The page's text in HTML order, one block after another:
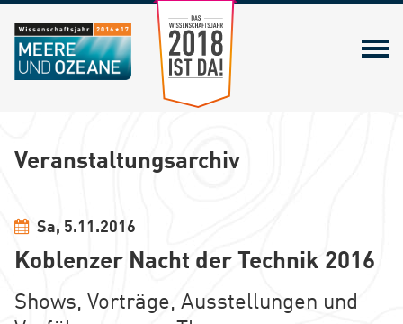
Zum Wissenschaftsjahr 2018
Veranstaltungsarchiv
Sa, 5.11.2016
Koblenzer Nacht der Technik 2016
Shows, Vorträge, Ausstellungen und